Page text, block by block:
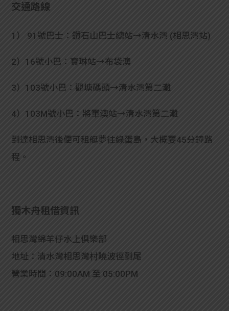
交通路線
1） 91號巴士：鑽石山巴士總站→清水灣 (相思灣站)
2）16號小巴：寶琳站→布袋澳
3）103號小巴：觀塘碼頭→清水灣第二灘
4）103M號小巴：將軍澳站→清水灣第二灘
到達相思灣後便可租艇夢往綠蛋島，大概要45分鐘路
程。
獨木舟租借資訊
相思灣綿羊仔水上俱樂部
地址：清水灣相思灣村曉波徑到尾
營業時間：09:00AM 至 05:00PM